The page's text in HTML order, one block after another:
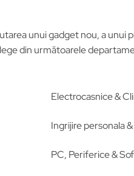
unui gadget nou, a unui
din următoarele
Electrocasnice &
Ingrijire personala
PC, Periferice &